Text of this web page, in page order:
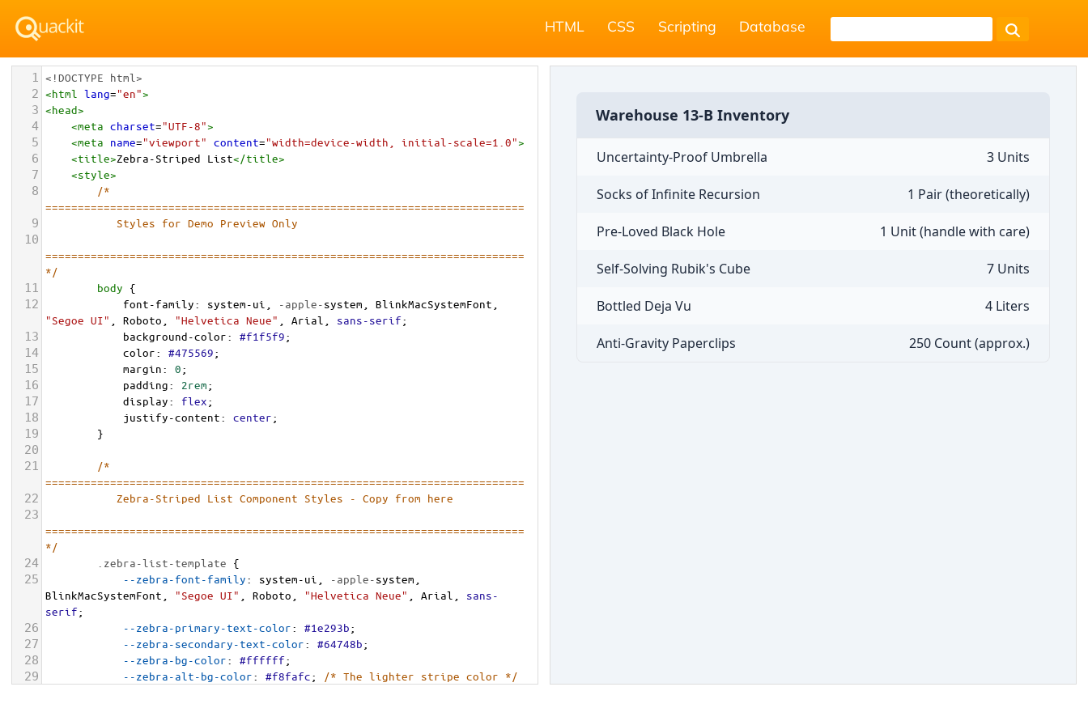
HTML CSS Scripting Database
1 <!DOCTYPE html>
2 <html lang="en">
3 <head>
4 <meta charset="UTF-8">
5 <meta name="viewport" content="width=device-width, initial-scale=1.0">
6 <title>Zebra-Striped List</title>
7 <style>
8
/*
==========================================================================
9 Styles for Demo Preview Only
10
==========================================================================
*/
11 body {
12 font-family: system-ui -apple-system BlinkMacSystemFont
"Segoe UI"
Roboto "Helvetica Neue" Arial sans-serif;
13 background-color: #f1f5f9;
14 color: #475569;
15 margin: 0;
16 padding: 2rem;
17 display: flex;
18 justify-content: center;
19 }
20
21
/*
==========================================================================
22 Zebra-Striped List Component Styles - Copy from here
23
==========================================================================
*/
24 .zebra-list-template {
25 --zebra-font-family: system-ui -apple-system
BlinkMacSystemFont
"Segoe UI" Roboto "Helvetica Neue" Arial
sans-
serif;
26 --zebra-primary-text-color: #1e293b;
27 --zebra-secondary-text-color: #64748b;
28 --zebra-bg-color: #ffffff;
29 --zebra-alt-bg-color: #f8fafc; /* The lighter stripe color */